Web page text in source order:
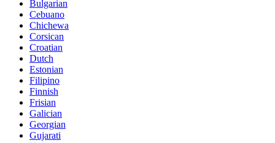
Bulgarian
Cebuano
Chichewa
Corsican
Croatian
Dutch
Estonian
Filipino
Finnish
Frisian
Galician
Georgian
Gujarati